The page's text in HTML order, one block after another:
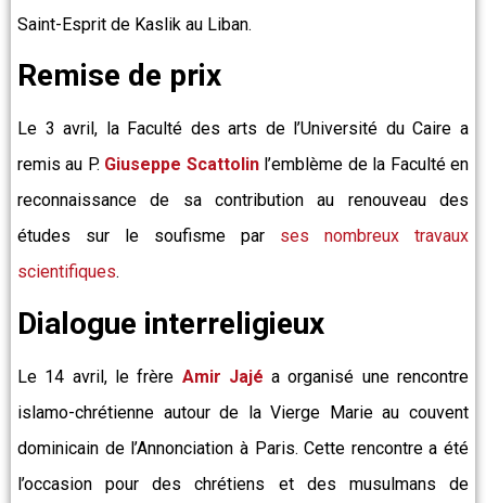
Saint-Esprit de Kaslik au Liban.
Remise de prix
Le 3 avril, la Faculté des arts de l’Université du Caire a
remis au P. Giuseppe Scattolinl’emblème de la Faculté en
reconnaissance de sa contribution au renouveau des
études sur le soufisme par ses nombreux travaux
scientifiques.
Dialogue interreligieux
Le 14 avril, le frère Amir Jajé a organisé une rencontre
islamo-chrétienne autour de la Vierge Marie au couvent
dominicain de l’Annonciation à Paris. Cette rencontre a été
l’occasion pour des chrétiens et des musulmans de